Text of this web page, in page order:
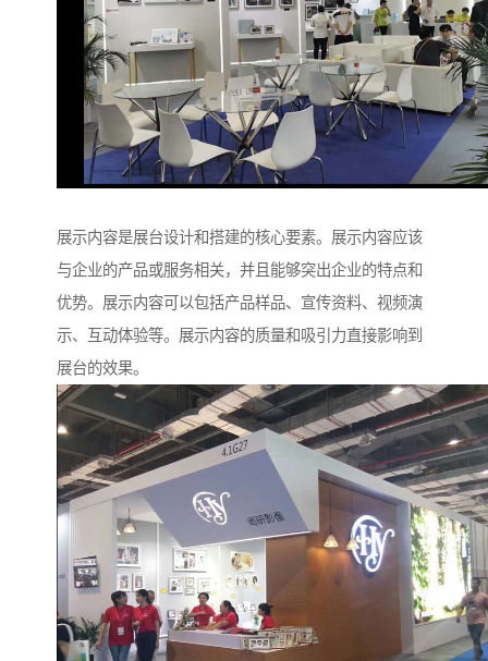
展示内容是展台设计和搭建的核心要素。展示内容应该
与企业的产品或服务相关，并且能够突出企业的特点和
优势。展示内容可以包括产品样品、宣传资料、视频演
示、互动体验等。展示内容的质量和吸引力直接影响到
展台的效果。